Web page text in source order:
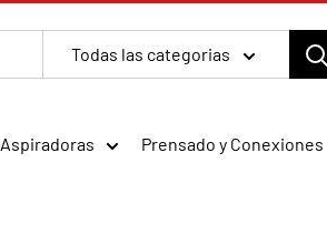
Todas las categorias
Aspiradoras Prensado y Conexiones